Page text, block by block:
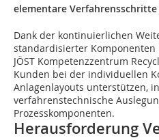
elementare
Dank der kontinuierlichen
standardisierter Komponenten
JÖST Kompetenzzentrum
Kunden bei der individuellen
Anlagenlayouts unterstützen,
verfahrenstechnische
Prozesskomponenten.
Herausforderung